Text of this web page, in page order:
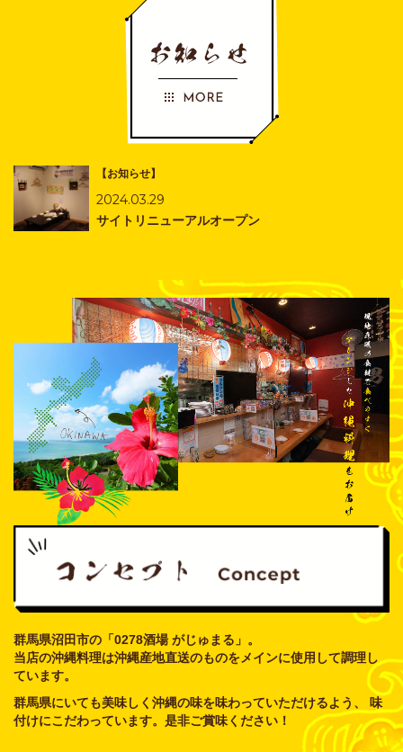
【お知らせ】
2024.03.29
サイトリニューアルオープン
群馬県沼田市の「0278酒場 がじゅまる」。
​​​​​​​当店の沖縄料理は沖縄産地直送のものをメインに使用して調理し
ています。
群馬県にいても美味しく沖縄の味を味わっていただけるよう、 味
付けにこだわっています。是非ご賞味ください！